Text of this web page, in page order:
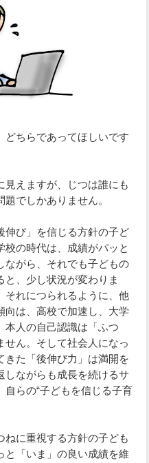
どちらであってほしいです
見えますが、じつは誰にも
でしかありません。
伸び」を信じる方針の子ど
校の時代は、成績がパッと
ながら、それでも子どもの
、少し状況が変わりま
それにつられるように、他
向は、高校で加速し、大学
本人の自己認識は「ふつ
せん。そして社会人になっ
きた「後伸び力」は満開を
しながらも成長を続けるサ
らの“子どもを信じる子育
ねに重視する方針の子ども
と「いま」の良い成績を維